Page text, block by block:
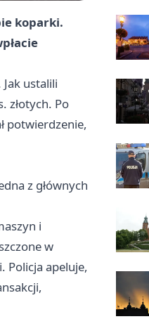
koparki.
ustalili
złotych. Po
potwierdzenie,
z głównych
i
w
Policja apeluje,